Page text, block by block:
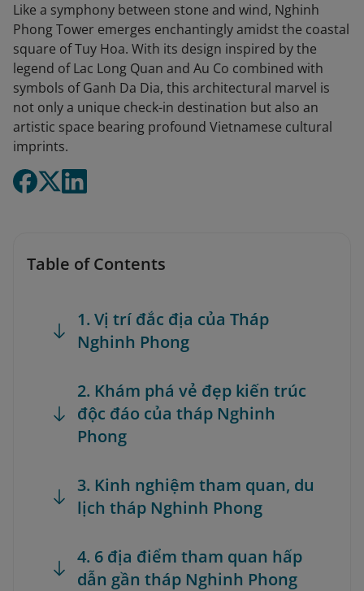
Like a symphony between stone and wind, Nghinh
Phong Tower emerges enchantingly amidst the coastal
square of Tuy Hoa. With its design inspired by the
legend of Lac Long Quan and Au Co combined with
symbols of Ganh Da Dia, this architectural marvel is
not only a unique check-in destination but also an
artistic space bearing profound Vietnamese cultural
imprints.
Table of Contents
1. Vị trí đắc địa của Tháp
Nghinh Phong
2. Khám phá vẻ đẹp kiến trúc
độc đáo của tháp Nghinh
Phong
3. Kinh nghiệm tham quan, du
lịch tháp Nghinh Phong
4. 6 địa điểm tham quan hấp
dẫn gần tháp Nghinh Phong